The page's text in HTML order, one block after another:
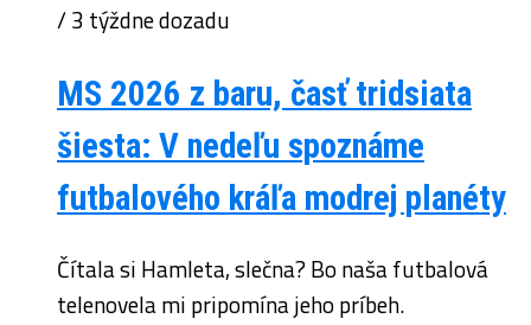
/ 3 týždne dozadu
MS 2026 z baru, časť tridsiata
šiesta: V nedeľu spoznáme
futbalového kráľa modrej planéty
Čítala si Hamleta, slečna? Bo naša futbalová
telenovela mi pripomína jeho príbeh.